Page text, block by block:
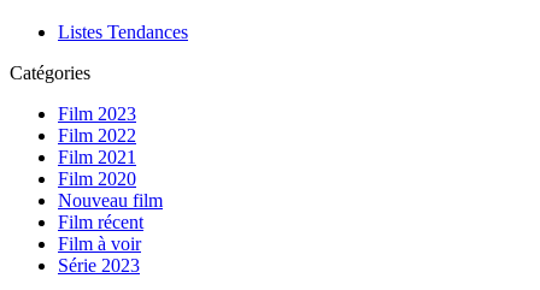
Listes Tendances
Catégories
Film 2023
Film 2022
Film 2021
Film 2020
Nouveau film
Film récent
Film à voir
Série 2023